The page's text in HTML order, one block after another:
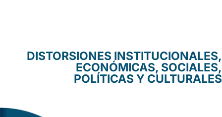
DISTORSIONES INSTITUCIONALES,
ECONÓMICAS, SOCIALES,
POLÍTICAS Y CULTURALES